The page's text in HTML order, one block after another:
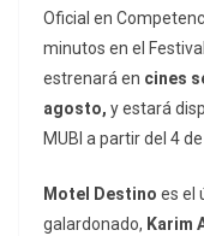
Oficial en
minutos en el
estrenará en cines
agosto, y estará
MUBI a partir del 4
Motel Destino es el
galardonado, Karim